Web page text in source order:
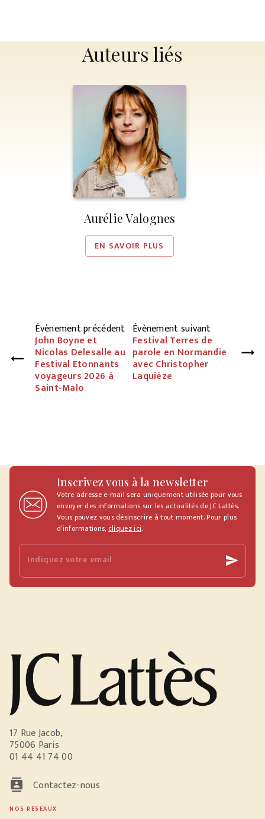
Auteurs liés
Aurélie Valognes
EN SAVOIR PLUS
Évènement précédent
John Boyne et
Nicolas Delesalle au
Festival Etonnants
voyageurs 2026 à
Saint-Malo
Évènement suivant
Festival Terres de
parole en Normandie
avec Christopher
Laquièze
Inscrivez vous à la newsletter
Votre adresse e-mail sera uniquement utilisée pour vous
envoyer des informations sur les actualités de JC Lattès.
Vous pouvez vous désinscrire à tout moment. Pour plus
d’informations, cliquez ici.
Indiquez votre email send
17 Rue Jacob,
75006 Paris
01 44 41 74 00
contacts Contactez-nous
NOS RÉSEAUX